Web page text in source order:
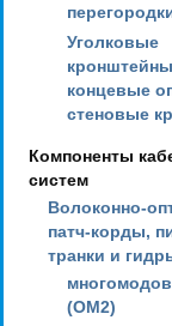
Уголковые
концевые
стеновые
Компоненты
систем
Волоконно-
патч-корды,
транки и
(OM2)